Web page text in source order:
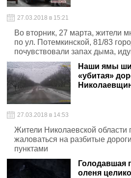
27.03.2018 в 15:21
Во вторник, 27 марта, жители
по ул. Потемкинской, 81/83
почувствовали запах дыма,
Наши ямы
«убитая»
27.03.2018 в 14:53
Жители Николаевской области
жаловаться на разбитые
пунктами
Голодавшая
оленя